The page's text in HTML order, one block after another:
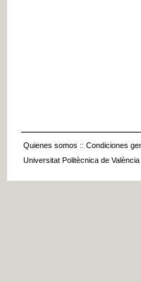
Quienes somos :: Condiciones
Universitat Politècnica de